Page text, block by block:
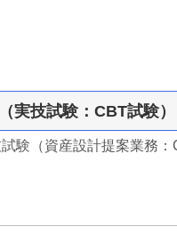
実技試験：CBT試験）
験（資産設計提案業務